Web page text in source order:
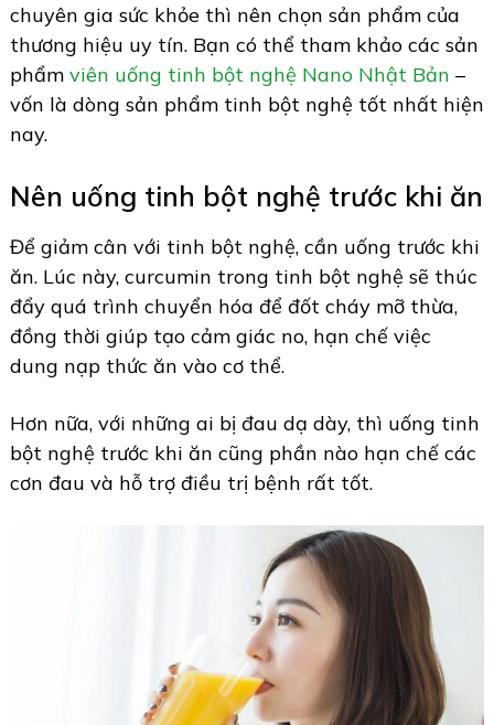
chuyên gia sức khỏe thì nên chọn sản phẩm của
thương hiệu uy tín. Bạn có thể tham khảo các sản
phẩm viên uống tinh bột nghệ Nano Nhật Bản –
vốn là dòng sản phẩm tinh bột nghệ tốt nhất hiện
nay.
Nên uống tinh bột nghệ trước khi ăn
Để giảm cân với tinh bột nghệ, cần uống trước khi
ăn. Lúc này, curcumin trong tinh bột nghệ sẽ thúc
đẩy quá trình chuyển hóa để đốt cháy mỡ thừa,
đồng thời giúp tạo cảm giác no, hạn chế việc
dung nạp thức ăn vào cơ thể.
Hơn nữa, với những ai bị đau dạ dày, thì uống tinh
bột nghệ trước khi ăn cũng phần nào hạn chế các
cơn đau và hỗ trợ điều trị bệnh rất tốt.